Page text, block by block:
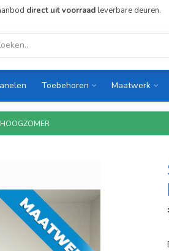
direct uit voorraadleverbare deuren.
Toebehoren Maatwerk